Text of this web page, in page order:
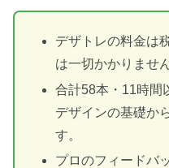
デザトレの料金は
は一切かかりません
合計58本・11時間
デザインの基礎か
す。
プロのフィードバ